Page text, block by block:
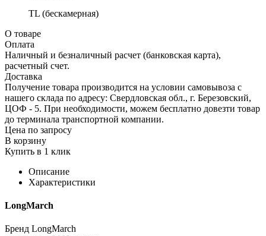
TL (бескамерная)
О товаре
Оплата
Наличный и безналичный расчет (банковская карта),
расчетный счет.
Доставка
Получение товара производится на условии самовывоза с
нашего склада по адресу: Свердловская обл., г. Березовский,
ЦОФ - 5. При необходимости, можем бесплатно довезти товар
до терминала транспортной компании.
Цена по запросу
В корзину
Купить в 1 клик
Описание
Характеристики
LongMarch
Бренд LongMarch